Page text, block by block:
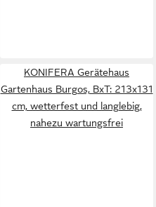
KONIFERA Gerätehaus
Gartenhaus Burgos, BxT: 213x131
cm, wetterfest und langlebig,
nahezu wartungsfrei